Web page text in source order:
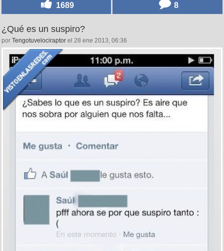
1689 8
¿Qué es un suspiro?
por Tengotuvelociraptor el 28 ene 2013, 06:36